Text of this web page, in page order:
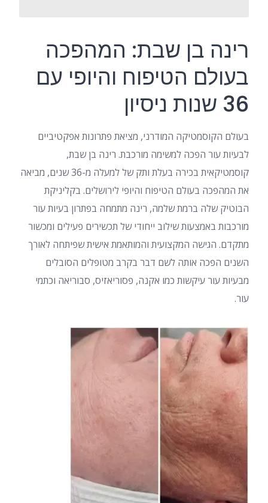
רינה בן שבת: המהפכה
בעולם הטיפוח והיופי עם
36 שנות ניסיון
בעולם הקוסמטיקה המודרני, מציאת פתרונות אפקטיביים
לבעיות עור הפכה למשימה מורכבת. רינה בן שבת,
קוסמטיקאית בכירה בעלת ותק של למעלה מ-36 שנים, מביאה
את המהפכה בעולם הטיפוח והיופי לירושלים. בקליניקת
הבוטיק שלה ברמת שלמה, רינה מתמחה בפתרון בעיות עור
מורכבות באמצעות שילוב ייחודי של תכשירים פעילים ומכשור
מתקדם. הגישה המקצועית והמותאמת אישית שפיתחה לאורך
השנים הפכה אותה לשם דבר בקרב מטופלים הסובלים
מבעיות עור עיקשות כמו אקנה, פסוריאזיס, סבוריאה וכתמי
עור.